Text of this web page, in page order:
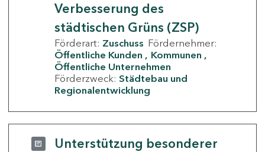
Verbesserung des
städtischen Grüns (ZSP)
Förderart: Zuschuss Fördernehmer:
Öffentliche Kunden
Kommunen
Öffentliche Unternehmen
Förderzweck: Städtebau und
Regionalentwicklung
Unterstützung besonderer